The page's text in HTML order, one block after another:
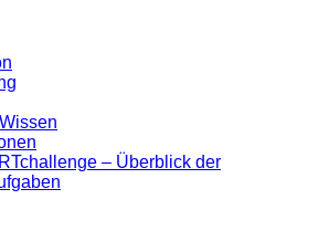
– Überblick der